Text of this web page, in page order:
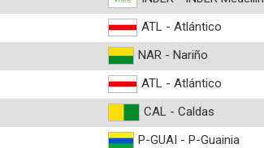
ATL - Atlántico
NAR - Nariño
ATL - Atlántico
CAL - Caldas
P-GUAI - P-Guainia